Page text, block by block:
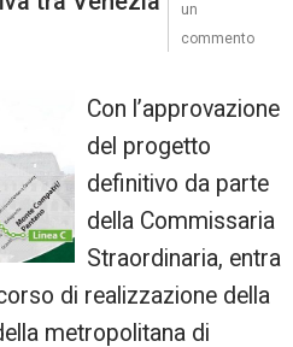
Con l’approvazione
del progetto
definitivo da parte
della Commissaria
Straordinaria, entra
di realizzazione della
metropolitana di
un
commento